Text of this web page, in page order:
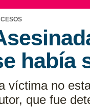
había
víctima no
que fue